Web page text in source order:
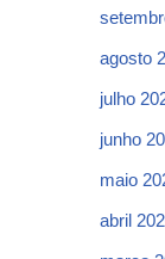
agosto
julho
junho
maio
abril